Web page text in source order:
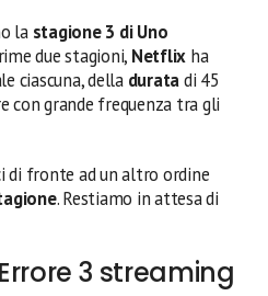
la stagione 3 di Uno
due stagioni, Netflix ha
ciascuna, della duratadi 45
con grande frequenza tra gli
di fronte ad un altro ordine
. Restiamo in attesa di
3 streaming